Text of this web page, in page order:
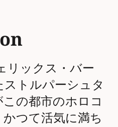
リックス・バー
トルパーシュタ
の都市のホロコ
つて活気に満ち